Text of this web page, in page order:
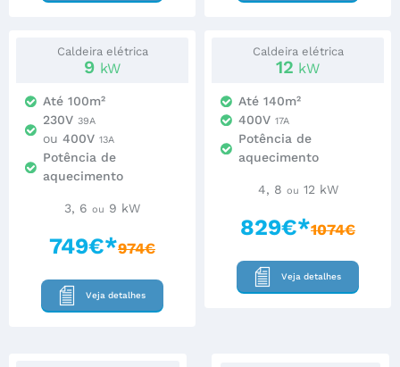
Caldeira elétrica
9 kW
Até 100m²
230V 39A
ou 400V 13A
Potência de
aquecimento
3, 6 ou 9 kW
749€*974€
Veja detalhes
Caldeira elétrica
12 kW
Até 140m²
400V 17A
Potência de
aquecimento
4, 8 ou 12 kW
829€*1074€
Veja detalhes